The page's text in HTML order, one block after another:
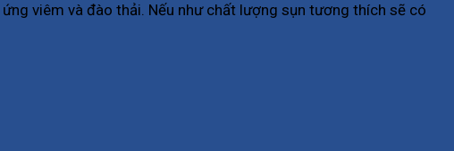
viêm và đào thải. Nếu như chất lượng sụn tương thích sẽ có